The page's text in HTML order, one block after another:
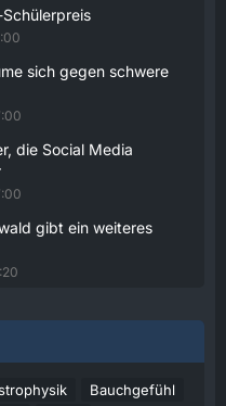
www.youtube.com
werden ohne
automatisch geladen
anzeigen
Inhalte
dass
an Drittplattformen
dazu
zur
sich gegen schwere
die Social Media
gibt ein weiteres
Bauchgefühl